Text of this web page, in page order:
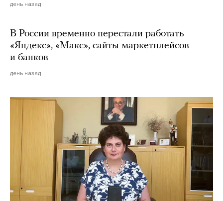
день назад
В России временно перестали работать
«Яндекс», «Макс», сайты маркетплейсов
и банков
день назад